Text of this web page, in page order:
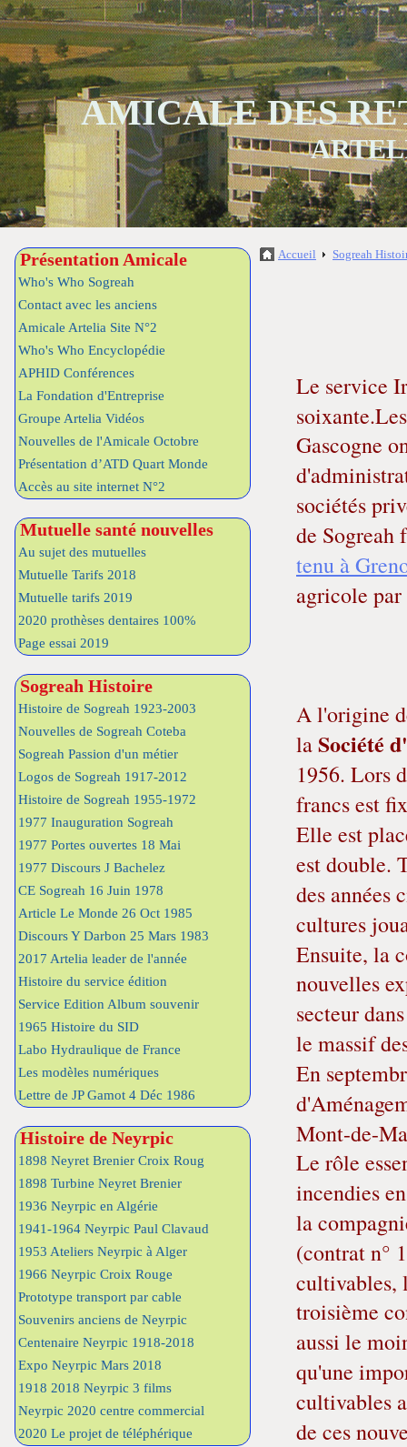
AMICALE DES
Présentation Amicale
Who's Who Sogreah
Contact avec les anciens
Amicale Artelia Site N°2
Who's Who Encyclopédie
APHID Conférences
La Fondation d'Entreprise
Groupe Artelia Vidéos
Nouvelles de l'Amicale Octobre
Présentation d’ATD Quart Monde
Accès au site internet N°2
Mutuelle santé nouvelles
Au sujet des mutuelles
Mutuelle Tarifs 2018
Mutuelle tarifs 2019
2020 prothèses dentaires 100%
Page essai 2019
Sogreah Histoire
Histoire de Sogreah 1923-2003
Nouvelles de Sogreah Coteba
Sogreah Passion d'un métier
Logos de Sogreah 1917-2012
Histoire de Sogreah 1955-1972
1977 Inauguration Sogreah
1977 Portes ouvertes 18 Mai
1977 Discours J Bachelez
CE Sogreah 16 Juin 1978
Article Le Monde 26 Oct 1985
Discours Y Darbon 25 Mars 1983
2017 Artelia leader de l'année
Histoire du service édition
Service Edition Album souvenir
1965 Histoire du SID
Labo Hydraulique de France
Les modèles numériques
Lettre de JP Gamot 4 Déc 1986
Histoire de Neyrpic
1898 Neyret Brenier Croix Roug
1898 Turbine Neyret Brenier
1936 Neyrpic en Algérie
1941-1964 Neyrpic Paul Clavaud
1953 Ateliers Neyrpic à Alger
1966 Neyrpic Croix Rouge
Prototype transport par cable
Souvenirs anciens de Neyrpic
Centenaire Neyrpic 1918-2018
Expo Neyrpic Mars 2018
1918 2018 Neyrpic 3 films
Neyrpic 2020 centre commercial
2020 Le projet de téléphérique
Accueil Sogreah
Le service
Gascogne
sociétés
de Sogreah
tenu à
agricole
A l'origine
laSociété
1956. Lors
francs est
Elle est
est double.
des années
cultures
Ensuite, la
nouvelles
secteur
le massif
En
Mont-de-
Le rôle
incendies
la
(contrat n°
cultivables,
troisième
aussi le
qu'une
cultivables
de ces